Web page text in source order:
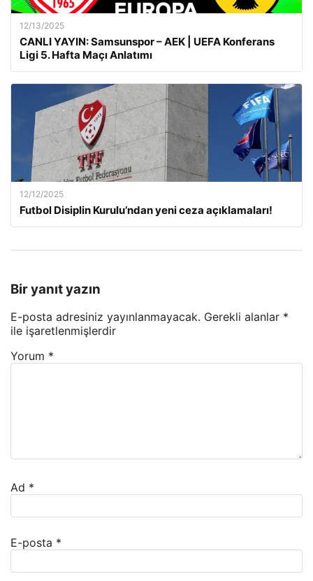
12/13/2025
CANLI YAYIN: Samsunspor – AEK | UEFA Konferans
Ligi 5. Hafta Maçı Anlatımı
12/12/2025
Futbol Disiplin Kurulu’ndan yeni ceza açıklamaları!
Bir yanıt yazın
E-posta adresiniz yayınlanmayacak. Gerekli alanlar *
ile işaretlenmişlerdir
Yorum *
Ad *
E-posta *